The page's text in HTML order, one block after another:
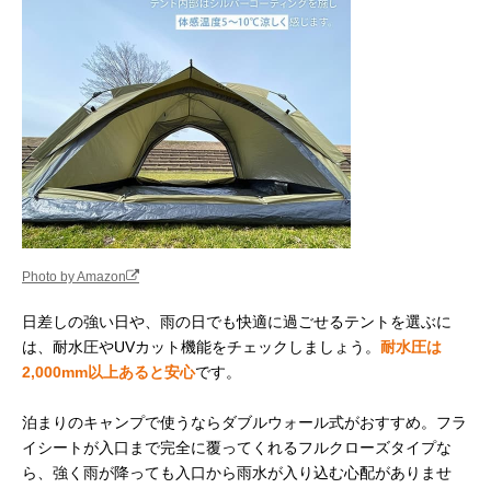
Photo by Amazon
日差しの強い日や、雨の日でも快適に過ごせるテントを選ぶに
は、耐水圧やUVカット機能をチェックしましょう。 耐水圧は
2,000mm以上あると安心です。
泊まりのキャンプで使うならダブルウォール式がおすすめ。フラ
イシートが入口まで完全に覆ってくれるフルクローズタイプな
ら、強く雨が降っても入口から雨水が入り込む心配がありませ